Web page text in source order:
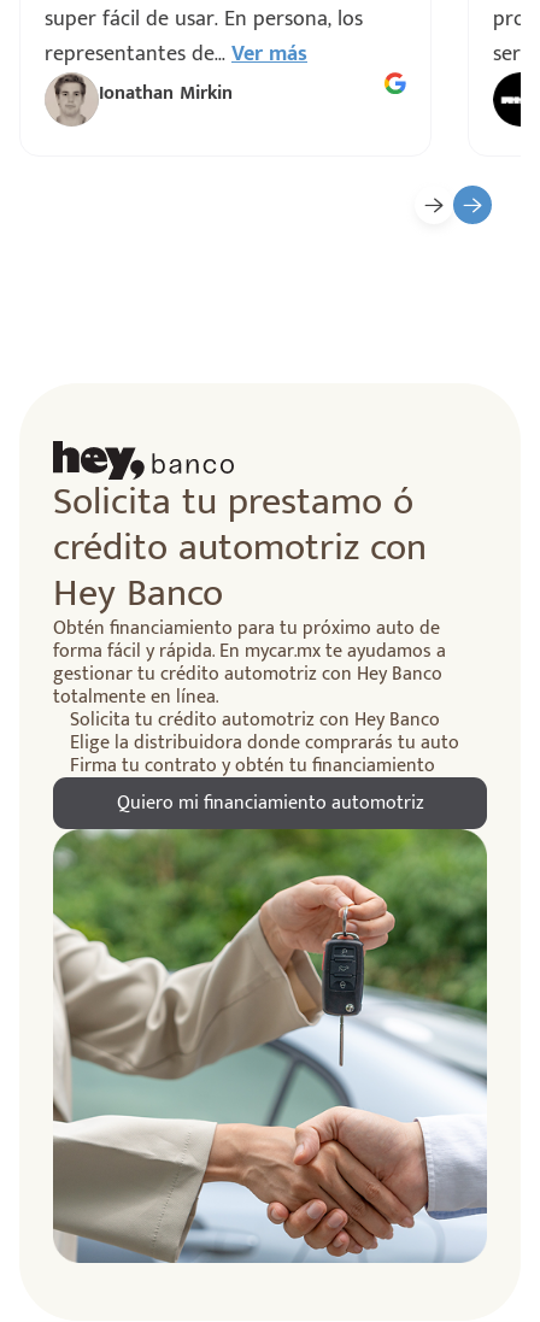
super fácil de usar. En persona, los
representantes de...Ver más
Ionathan Mirkin
Solicita tu prestamo ó
crédito automotriz con
Hey Banco
Obtén financiamiento para tu próximo auto de
forma fácil y rápida. En mycar.mx te ayudamos a
gestionar tu crédito automotriz con Hey Banco
totalmente en línea.
Solicita tu crédito automotriz con Hey Banco
Elige la distribuidora donde comprarás tu auto
Firma tu contrato y obtén tu financiamiento
Quiero mi financiamiento automotriz